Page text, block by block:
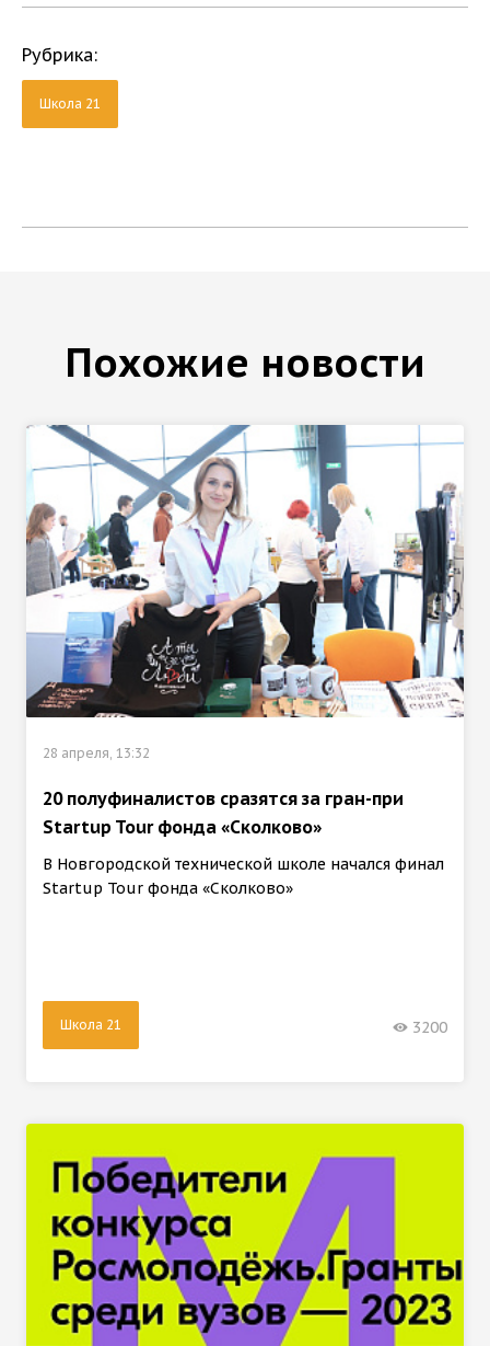
Рубрика:
Школа 21
Похожие новости
28 апреля, 13:32
20 полуфиналистов сразятся за гран-при
Startup Tour фонда «Сколково»
В Новгородской технической школе начался финал
Startup Tour фонда «Сколково»
Школа 21 3200